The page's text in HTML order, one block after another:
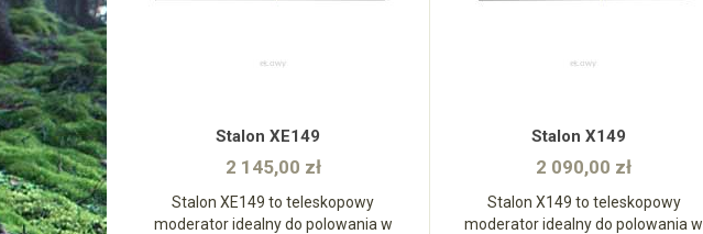
Stalon XE149
2 145,00 zł
Stalon XE149 to teleskopowy
moderator idealny do polowania w
Stalon X149
2 090,00 zł
Stalon X149 to teleskopowy
moderator idealny do polowania w